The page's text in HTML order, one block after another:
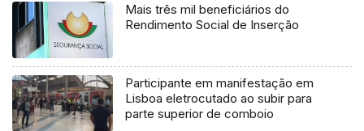
Mais três mil beneficiários do
Rendimento Social de Inserção
Participante em manifestação em
Lisboa eletrocutado ao subir para
parte superior de comboio